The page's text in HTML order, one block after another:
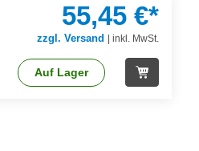
55,45 €*
zzgl. Versand |inkl. MwSt.
Auf Lager